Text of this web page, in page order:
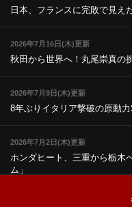
日本、フランスに完敗で見え
2026年7月16日(木)更新
秋田から世界へ！丸尾崇真の
2026年7月9日(木)更新
8年ぶりイタリア撃破の原動力
2026年7月2日(木)更新
ホンダヒート、三重から栃木
ム」